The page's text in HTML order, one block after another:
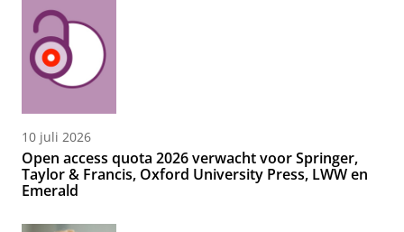
10 juli 2026
Open access quota 2026 verwacht voor Springer,
Taylor & Francis, Oxford University Press, LWW en
Emerald